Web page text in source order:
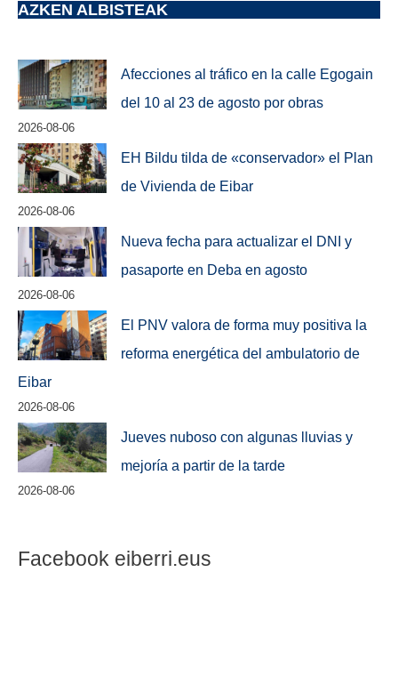
AZKEN ALBISTEAK
Afecciones al tráfico en la calle Egogain
del 10 al 23 de agosto por obras
2026-08-06
EH Bildu tilda de «conservador» el Plan
de Vivienda de Eibar
2026-08-06
Nueva fecha para actualizar el DNI y
pasaporte en Deba en agosto
2026-08-06
El PNV valora de forma muy positiva la
reforma energética del ambulatorio de
Eibar
2026-08-06
Jueves nuboso con algunas lluvias y
mejoría a partir de la tarde
2026-08-06
Facebook eiberri.eus